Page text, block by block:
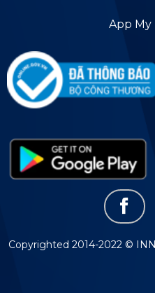
App My
Copyrighted 2014-2022 ©